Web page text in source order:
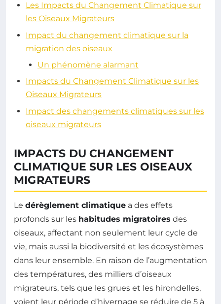
Les Impacts du Changement Climatique sur
les Oiseaux Migrateurs
Impact du changement climatique sur la
migration des oiseaux
Un phénomène alarmant
Impacts du Changement Climatique sur les
Oiseaux Migrateurs
Impact des changements climatiques sur les
oiseaux migrateurs
IMPACTS DU CHANGEMENT
CLIMATIQUE SUR LES OISEAUX
MIGRATEURS
Le dérèglement climatique a des effets
profonds sur les habitudes migratoires des
oiseaux, affectant non seulement leur cycle de
vie, mais aussi la biodiversité et les écosystèmes
dans leur ensemble. En raison de l’augmentation
des températures, des milliers d’oiseaux
migrateurs, tels que les grues et les hirondelles,
voient leur période d’hivernage se réduire de 5 à